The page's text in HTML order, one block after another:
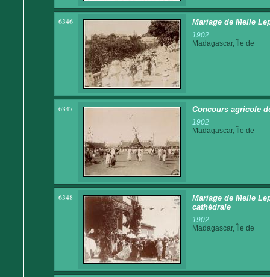
6346 Mariage de Melle
1902
Madagascar, Île de
6347 Concours agricole
1902
Madagascar, Île de
6348
Mariage de Melle
cathédrale
1902
Madagascar, Île de